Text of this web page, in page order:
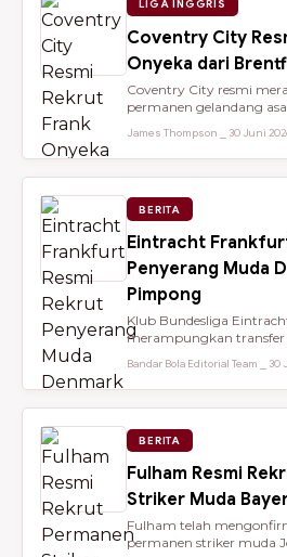
LIGA INGGRIS
Coventry City
Onyeka dari
Coventry City resmi
permanen gelandang
James Thompson ⎯ 30 Juni
BERITA
Eintracht
Penyerang Muda
Pimpong
Klub Bundesliga
merampungkan
Bandar Bola Editorial Team ⎯ 30
BERITA
Fulham Resmi
Striker Muda
Fulham telah
permanen striker muda